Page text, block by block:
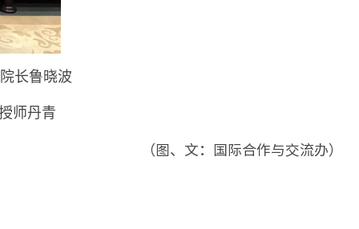
长鲁晓波
师丹青
（图、文：国际合作与交流办）